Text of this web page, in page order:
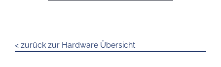
< zurück zur Hardware Übersicht